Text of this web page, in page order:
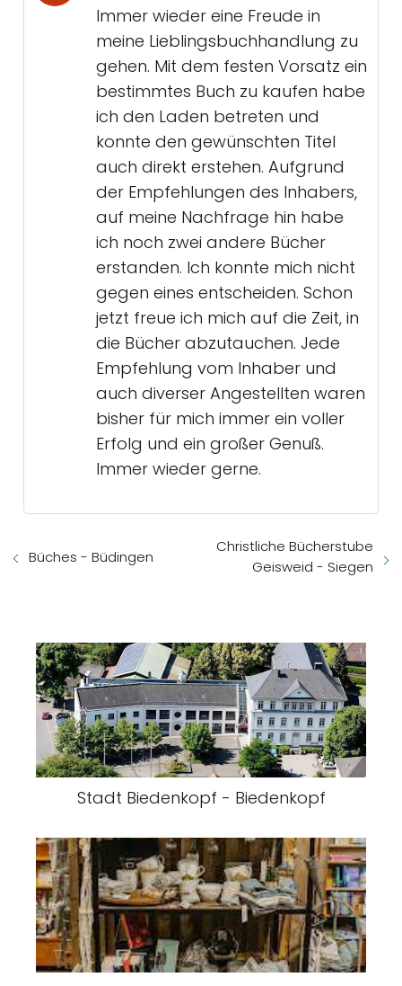
Immer wieder eine Freude in
meine Lieblingsbuchhandlung zu
gehen. Mit dem festen Vorsatz ein
bestimmtes Buch zu kaufen habe
ich den Laden betreten und
konnte den gewünschten Titel
auch direkt erstehen. Aufgrund
der Empfehlungen des Inhabers,
auf meine Nachfrage hin habe
ich noch zwei andere Bücher
erstanden. Ich konnte mich nicht
gegen eines entscheiden. Schon
jetzt freue ich mich auf die Zeit, in
die Bücher abzutauchen. Jede
Empfehlung vom Inhaber und
auch diverser Angestellten waren
bisher für mich immer ein voller
Erfolg und ein großer Genuß.
Immer wieder gerne.
Büches - Büdingen
Christliche Bücherstube
Geisweid - Siegen
Stadt Biedenkopf - Biedenkopf